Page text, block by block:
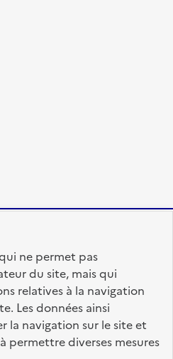
ne permet pas
du site, mais qui
relatives à la navigation
Les données ainsi
la navigation sur le site et
permettre diverses mesures
legifrance.gouv.fr